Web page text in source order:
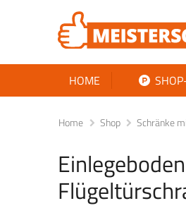
HOME
Home Shop Schränke